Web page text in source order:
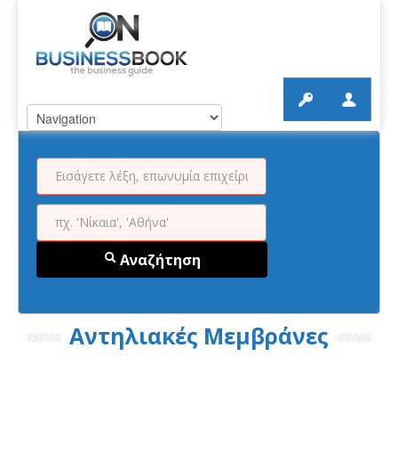
Αναζήτηση
Αντηλιακές Μεμβράνες